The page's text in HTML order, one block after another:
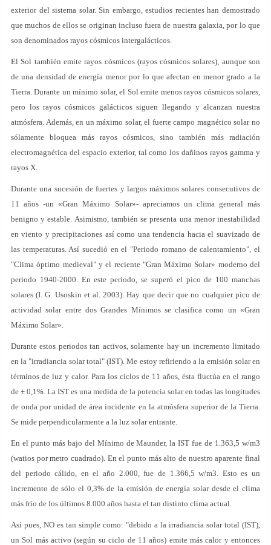
exterior del sistema solar. Sin embargo, estudios recientes han demostrado
que muchos de ellos se originan incluso fuera de nuestra galaxia, por lo que
son denominados rayos cósmicos intergalácticos.
El Sol también emite rayos cósmicos (rayos cósmicos solares), aunque son
de una densidad de energía menor por lo que afectan en menor grado a la
Tierra. Durante un mínimo solar, el Sol emite menos rayos cósmicos solares,
pero los rayos cósmicos galácticos siguen llegando y alcanzan nuestra
atmósfera. Además, en un máximo solar, el fuerte campo magnético solar no
sólamente bloquea más rayos cósmicos, sino también más radiación
electromagnética del espacio exterior, tal como los dañinos rayos gamma y
rayos X.
Durante una sucesión de fuertes y largos máximos solares consecutivos de
11 años -un «Gran Máximo Solar»- apreciamos un clima general más
benigno y estable. Asimismo, también se presenta una menor inestabilidad
en viento y precipitaciones así como una tendencia hacia el suavizado de
las temperaturas. Así sucedió en el "Periodo romano de calentamiento", el
"Clima óptimo medieval" y el reciente "Gran Máximo Solar» moderno del
periodo 1940-2000. En este periodo, se superó el pico de 100 manchas
solares (I. G. Usoskin et al. 2003). Hay que decir que no cualquier pico de
actividad solar entre dos Grandes Mínimos se clasifica como un «Gran
Máximo Solar».
Durante estos periodos tan activos, solamente hay un incremento limitado
en la "irradiancia solar total" (IST). Me estoy refiriendo a la emisión solar en
términos de luz y calor. Para los ciclos de 11 años, ésta fluctúa en el rango
de ± 0,1%. La IST es una medida de la potencia solar en todas las longitudes
de onda por unidad de área incidente en la atmósfera superior de la Tierra.
Se mide perpendicularmente a la luz solar entrante.
En el punto más bajo del Mínimo de Maunder, la IST fue de 1.363,5 w/m3
(watios por metro cuadrado). En el punto más alto de nuestro aparente final
del periodo cálido, en el año 2.000, fue de 1.366,5 w/m3. Esto es un
incremento de sólo el 0,3% de la emisión de energía solar desde el clima
más frío de los últimos 8.000 años hasta el tan distinto clima actual.
Así pues, NO es tan simple como: "debido a la irradiancia solar total (IST),
un Sol más activo (según su ciclo de 11 años) emite más calor y entonces